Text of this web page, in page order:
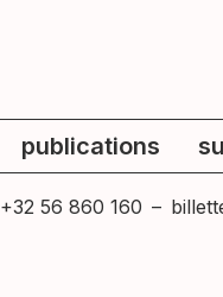
publications
+32 56 860 160 –